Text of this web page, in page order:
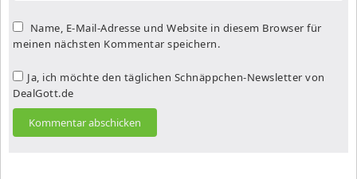
Name, E-Mail-Adresse und Website in diesem Browser für
meinen nächsten Kommentar speichern.
Ja, ich möchte den täglichen Schnäppchen-Newsletter von
DealGott.de